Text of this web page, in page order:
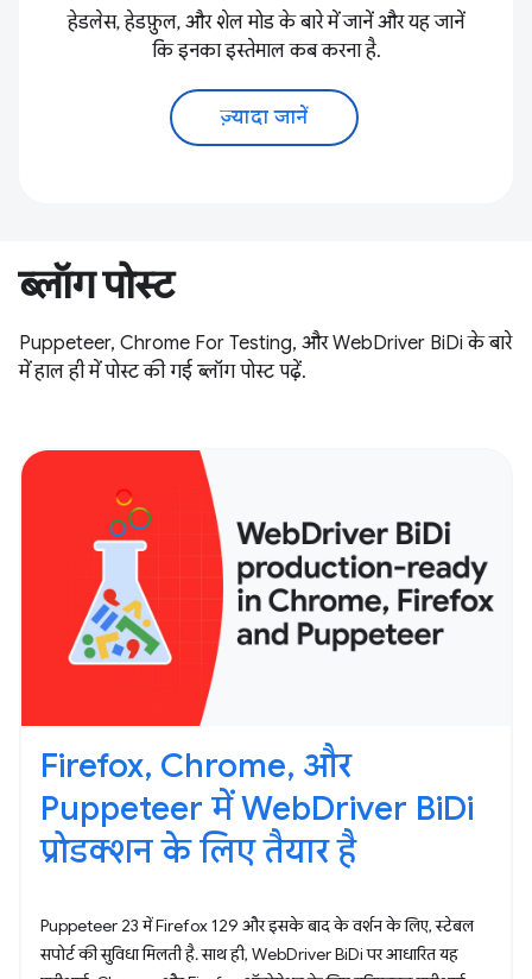
हेडलेस, हेडफ़ुल, और शेल मोड के बारे में जानें और यह जानें
कि इनका इस्तेमाल कब करना है.
ज़्यादा जानें
ब्लॉग पोस्ट
Puppeteer, Chrome For Testing, और WebDriver BiDi के बारे
में हाल ही में पोस्ट की गई ब्लॉग पोस्ट पढ़ें.
Firefox, Chrome, और
Puppeteer में WebDriver BiDi
प्रोडक्शन के लिए तैयार है
Puppeteer 23 में Firefox 129 और इसके बाद के वर्शन के लिए, स्टेबल
सपोर्ट की सुविधा मिलती है. साथ ही, WebDriver BiDi पर आधारित यह